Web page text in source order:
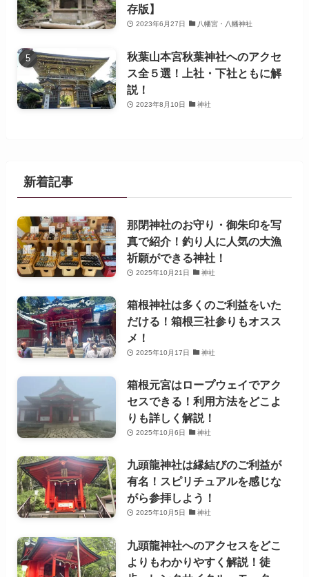
存版】
2023年6月27日 八幡宮・八幡神社
秋葉山本宮秋葉神社へのアクセ
ス全５選！上社・下社ともに解
説！
2023年8月10日 神社
新着記事
那閉神社のお守り・御朱印を写
真で紹介！釣り人に人気の大漁
祈願ができる神社！
2025年10月21日 神社
箱根神社は多くのご利益をいた
だける！箱根三社参りもオスス
メ！
2025年10月17日 神社
箱根元宮はロープウェイでアク
セスできる！利用方法をどこよ
りも詳しく解説！
2025年10月6日 神社
九頭龍神社は縁結びのご利益が
有名！スピリチュアルを感じな
がら参拝しよう！
2025年10月5日 神社
九頭龍神社へのアクセスをどこ
よりもわかりやすく解説！徒